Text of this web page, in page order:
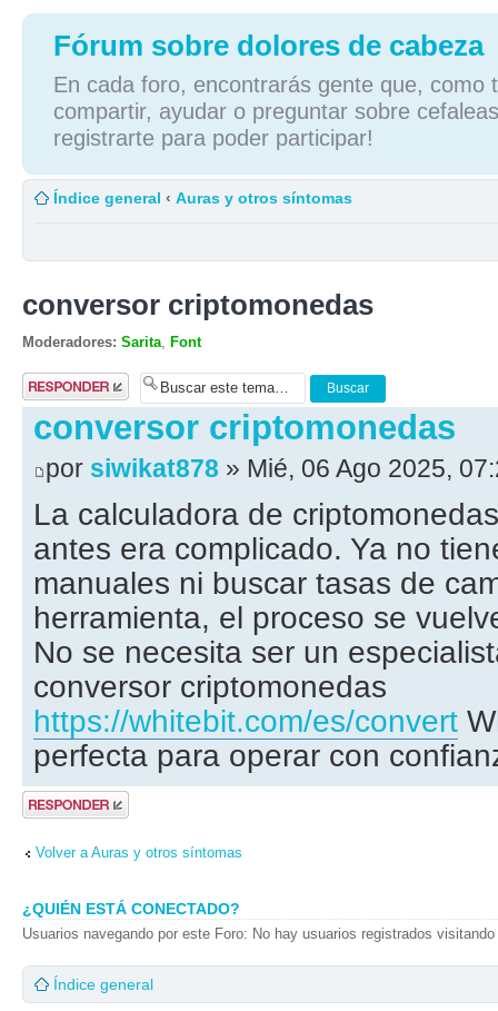
Fórum sobre dolores de cabeza
En cada foro, encontrarás gente que, como
compartir, ayudar o preguntar sobre
registrarte para poder participar!
Índice general ‹ Auras y otros síntomas
conversor criptomonedas
Moderadores: Sarita Font
Publicar una
respuesta
conversor criptomonedas
por siwikat878 » Mié, 06 Ago 2025,
La calculadora de
antes era complicado. Ya no
manuales ni buscar tasas de
herramienta, el proceso se
No se necesita ser un
conversor criptomonedas
https://whitebit.com/es/convert
perfecta para operar con
Publicar una
respuesta
Volver a Auras y otros síntomas
¿QUIÉN ESTÁ CONECTADO?
Usuarios navegando por este Foro: No hay usuarios registrados
Índice general